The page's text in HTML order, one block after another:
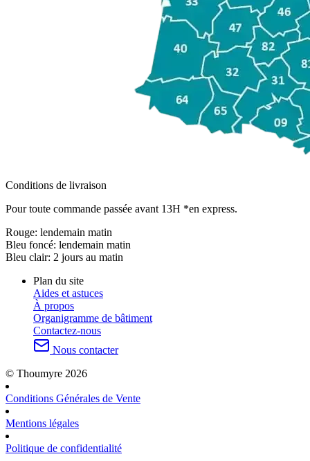
Conditions de livraison
Pour toute commande passée avant 13H *en express.
Rouge: lendemain matin
Bleu foncé: lendemain matin
Bleu clair: 2 jours au matin
Plan du site
Aides et astuces
À propos
Organigramme de bâtiment
Contactez-nous
Nous contacter
© Thoumyre 2026
Conditions Générales de Vente
Mentions légales
Politique de confidentialité